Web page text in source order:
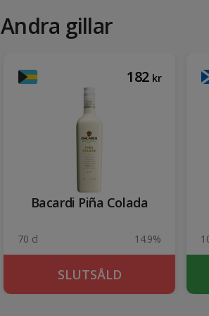
Andra gillar
182 kr
Bacardi Piña Colada
70 cl 14.9%
SLUTSÅLD